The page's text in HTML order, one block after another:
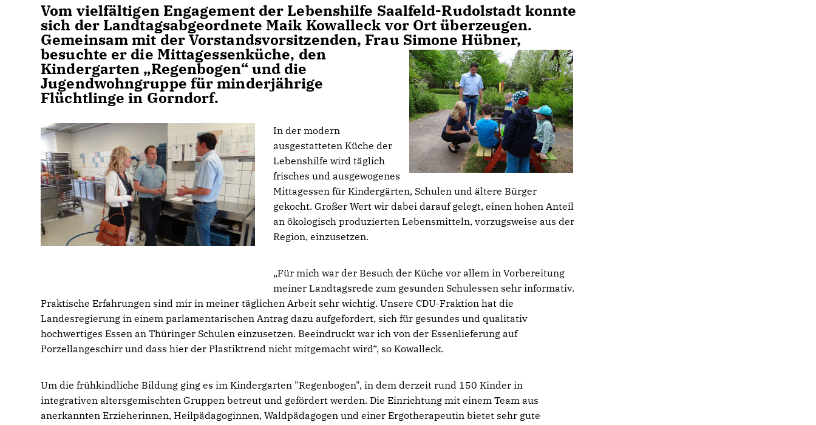
Vom vielfältigen Engagement der Lebenshilfe Saalfeld-Rudolstadt konnte
sich der Landtagsabgeordnete Maik Kowalleck vor Ort überzeugen.
Gemeinsam mit der Vorstandsvorsitzenden, Frau Simone Hübner,
besuchte er die Mittagessenküche, den
Kindergarten „Regenbogen“ und die
Jugendwohngruppe für minderjährige
Flüchtlinge in Gorndorf.
In der modern
ausgestatteten Küche der
Lebenshilfe wird täglich
frisches und ausgewogenes
Mittagessen für Kindergärten, Schulen und ältere Bürger
gekocht. Großer Wert wir dabei darauf gelegt, einen hohen Anteil
an ökologisch produzierten Lebensmitteln, vorzugsweise aus der
Region, einzusetzen.
Für mich war der Besuch der Küche vor allem in Vorbereitung
meiner Landtagsrede zum gesunden Schulessen sehr informativ.
Praktische Erfahrungen sind mir in meiner täglichen Arbeit sehr wichtig. Unsere CDU-Fraktion hat die
Landesregierung in einem parlamentarischen Antrag dazu aufgefordert, sich für gesundes und qualitativ
hochwertiges Essen an Thüringer Schulen einzusetzen. Beeindruckt war ich von der Essenlieferung auf
Porzellangeschirr und dass hier der Plastiktrend nicht mitgemacht wird“, so Kowalleck.
Um die frühkindliche Bildung ging es im Kindergarten "Regenbogen", in dem derzeit rund 150 Kinder in
integrativen altersgemischten Gruppen betreut und gefördert werden. Die Einrichtung mit einem Team aus
anerkannten Erzieherinnen, Heilpädagoginnen, Waldpädagogen und einer Ergotherapeutin bietet sehr gute